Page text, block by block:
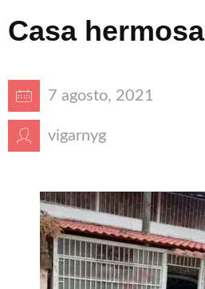
Casa hermosa
7 agosto, 2021
vigarnyg